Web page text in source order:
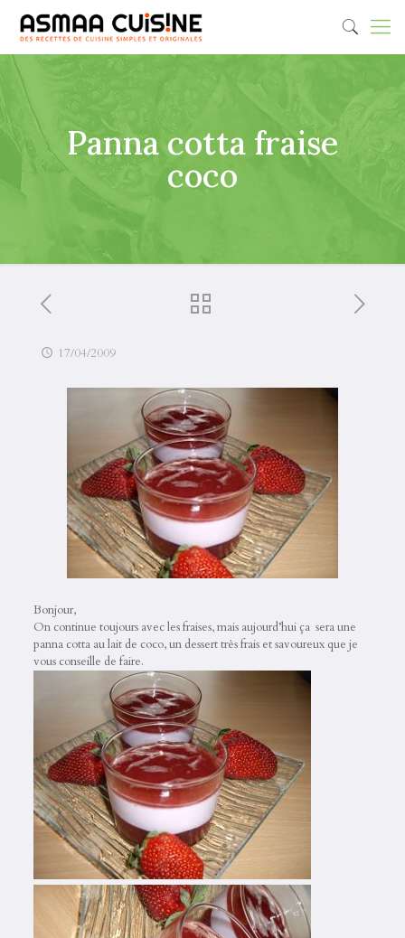
Panna cotta fraise
coco
17/04/2009
Bonjour,
On continue toujours avec les fraises, mais aujourd’hui ça sera une
panna cotta au lait de coco, un dessert très frais et savoureux que je
vous conseille de faire.